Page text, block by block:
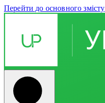
Перейти до основного змісту